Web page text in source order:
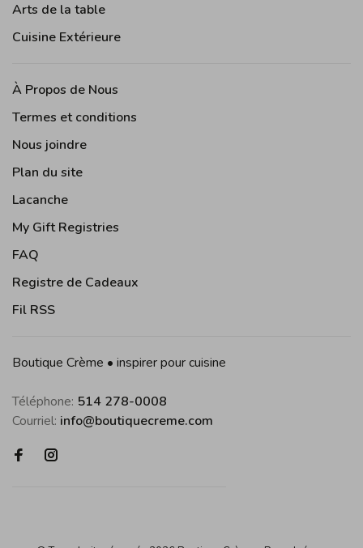
Arts de la table
Cuisine Extérieure
À Propos de Nous
Termes et conditions
Nous joindre
Plan du site
Lacanche
My Gift Registries
FAQ
Registre de Cadeaux
Fil RSS
Boutique Crème • inspirer pour cuisine
Téléphone: 514 278-0008
Courriel: info@boutiquecreme.com